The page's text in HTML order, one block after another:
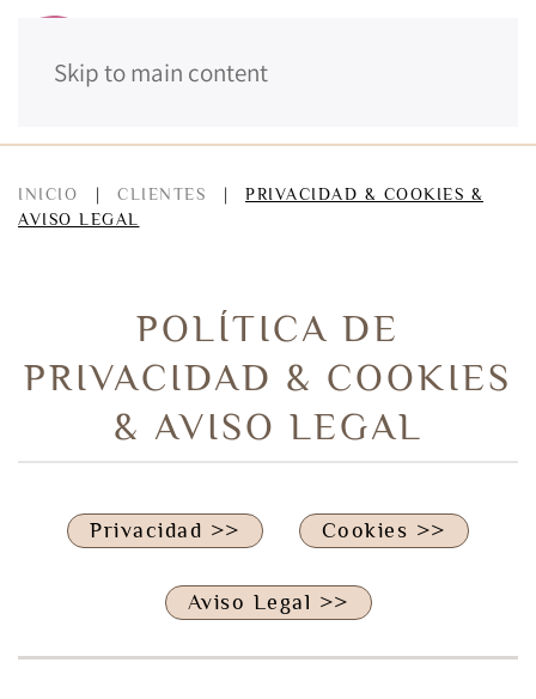
Skip to main content
INICIO CLIENTES
PRIVACIDAD & COOKIES &
AVISO LEGAL
POLÍTICA DE
PRIVACIDAD & COOKIES
& AVISO LEGAL
Privacidad >> Cookies >>
Aviso Legal >>